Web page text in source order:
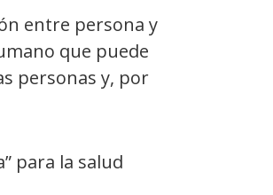
entre persona y
que puede
personas y, por
para la salud